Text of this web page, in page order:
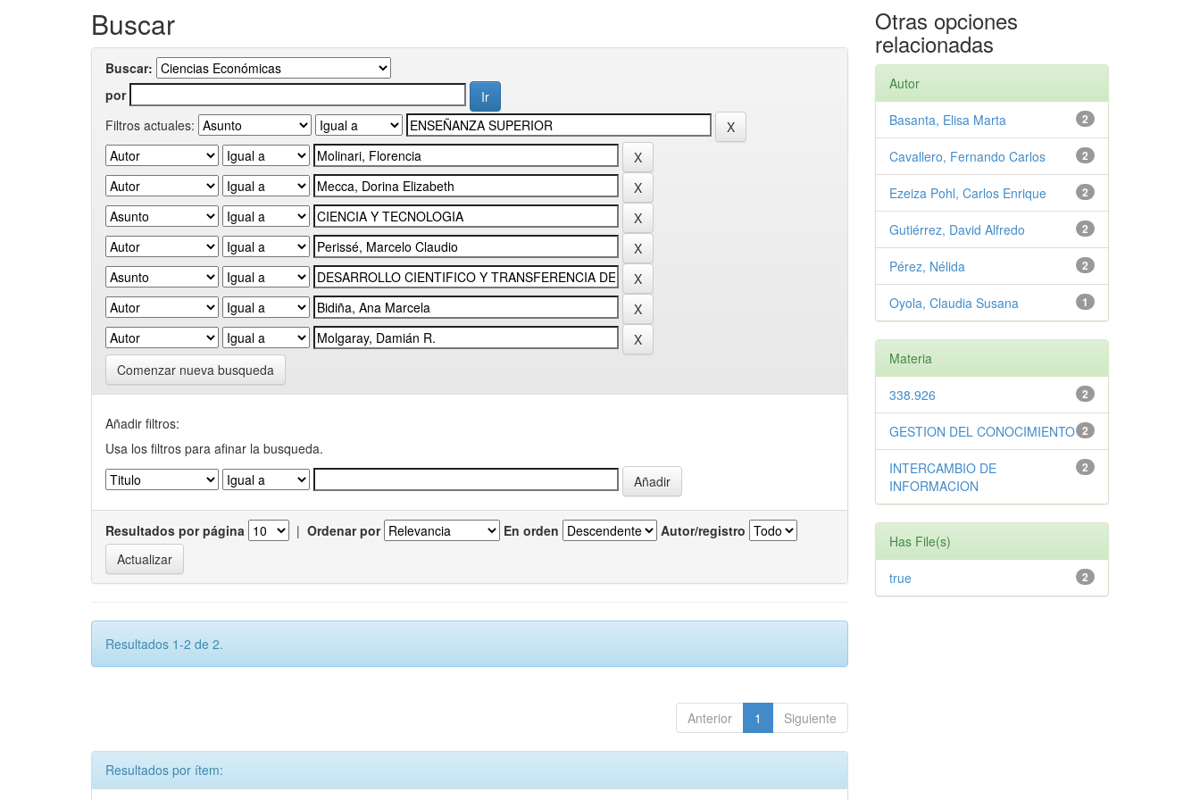
Buscar
Buscar:
por
Filtros actuales:
Comenzar nueva busqueda
Añadir filtros:
Usa los filtros para afinar la busqueda.
Resultados por página | Ordenar por En orden Autor/registro
Resultados 1-2 de 2.
Anterior 1 Siguiente
Resultados por ítem:
Otras opciones
relacionadas
Autor
2
Basanta, Elisa Marta
2
Cavallero, Fernando Carlos
2
Ezeiza Pohl, Carlos Enrique
2
Gutiérrez, David Alfredo
2
Pérez, Nélida
1
Oyola, Claudia Susana
Materia
2
338.926
2
GESTION DEL CONOCIMIENTO
2
INTERCAMBIO DE
INFORMACION
Has File(s)
2
true